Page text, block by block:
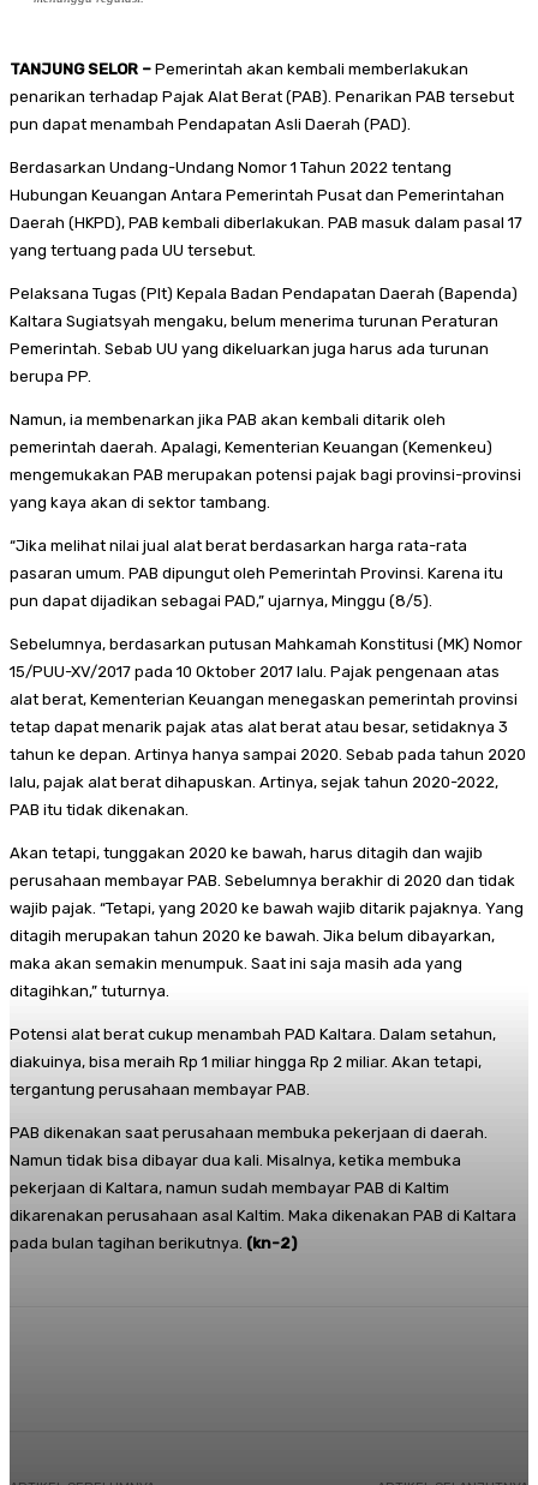
TANJUNG SELOR – Pemerintah akan kembali memberlakukan
penarikan terhadap Pajak Alat Berat (PAB). Penarikan PAB tersebut
pun dapat menambah Pendapatan Asli Daerah (PAD).
Berdasarkan Undang-Undang Nomor 1 Tahun 2022 tentang
Hubungan Keuangan Antara Pemerintah Pusat dan Pemerintahan
Daerah (HKPD), PAB kembali diberlakukan. PAB masuk dalam pasal 17
yang tertuang pada UU tersebut.
Pelaksana Tugas (Plt) Kepala Badan Pendapatan Daerah (Bapenda)
Kaltara Sugiatsyah mengaku, belum menerima turunan Peraturan
Pemerintah. Sebab UU yang dikeluarkan juga harus ada turunan
berupa PP.
Namun, ia membenarkan jika PAB akan kembali ditarik oleh
pemerintah daerah. Apalagi, Kementerian Keuangan (Kemenkeu)
mengemukakan PAB merupakan potensi pajak bagi provinsi-provinsi
yang kaya akan di sektor tambang.
“Jika melihat nilai jual alat berat berdasarkan harga rata-rata
pasaran umum. PAB dipungut oleh Pemerintah Provinsi. Karena itu
pun dapat dijadikan sebagai PAD,” ujarnya, Minggu (8/5).
Sebelumnya, berdasarkan putusan Mahkamah Konstitusi (MK) Nomor
15/PUU-XV/2017 pada 10 Oktober 2017 lalu. Pajak pengenaan atas
alat berat, Kementerian Keuangan menegaskan pemerintah provinsi
tetap dapat menarik pajak atas alat berat atau besar, setidaknya 3
tahun ke depan. Artinya hanya sampai 2020. Sebab pada tahun 2020
lalu, pajak alat berat dihapuskan. Artinya, sejak tahun 2020-2022,
PAB itu tidak dikenakan.
Akan tetapi, tunggakan 2020 ke bawah, harus ditagih dan wajib
perusahaan membayar PAB. Sebelumnya berakhir di 2020 dan tidak
wajib pajak. “Tetapi, yang 2020 ke bawah wajib ditarik pajaknya. Yang
ditagih merupakan tahun 2020 ke bawah. Jika belum dibayarkan,
maka akan semakin menumpuk. Saat ini saja masih ada yang
ditagihkan,” tuturnya.
Potensi alat berat cukup menambah PAD Kaltara. Dalam setahun,
diakuinya, bisa meraih Rp 1 miliar hingga Rp 2 miliar. Akan tetapi,
tergantung perusahaan membayar PAB.
PAB dikenakan saat perusahaan membuka pekerjaan di daerah.
Namun tidak bisa dibayar dua kali. Misalnya, ketika membuka
pekerjaan di Kaltara, namun sudah membayar PAB di Kaltim
dikarenakan perusahaan asal Kaltim. Maka dikenakan PAB di Kaltara
pada bulan tagihan berikutnya. (kn-2)